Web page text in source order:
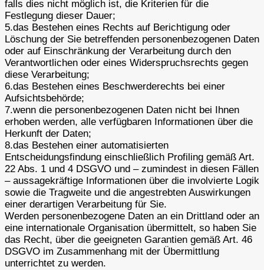
falls dies nicht möglich ist, die Kriterien für die
Festlegung dieser Dauer;
5.das Bestehen eines Rechts auf Berichtigung oder
Löschung der Sie betreffenden personenbezogenen Daten
oder auf Einschränkung der Verarbeitung durch den
Verantwortlichen oder eines Widerspruchsrechts gegen
diese Verarbeitung;
6.das Bestehen eines Beschwerderechts bei einer
Aufsichtsbehörde;
7.wenn die personenbezogenen Daten nicht bei Ihnen
erhoben werden, alle verfügbaren Informationen über die
Herkunft der Daten;
8.das Bestehen einer automatisierten
Entscheidungsfindung einschließlich Profiling gemäß Art.
22 Abs. 1 und 4 DSGVO und – zumindest in diesen Fällen
– aussagekräftige Informationen über die involvierte Logik
sowie die Tragweite und die angestrebten Auswirkungen
einer derartigen Verarbeitung für Sie.
Werden personenbezogene Daten an ein Drittland oder an
eine internationale Organisation übermittelt, so haben Sie
das Recht, über die geeigneten Garantien gemäß Art. 46
DSGVO im Zusammenhang mit der Übermittlung
unterrichtet zu werden.